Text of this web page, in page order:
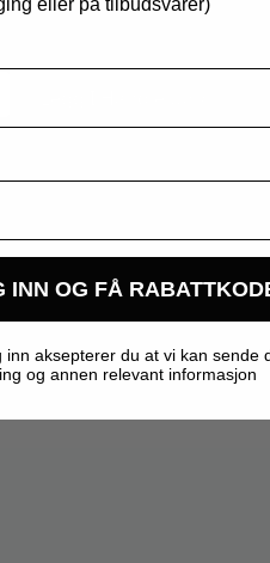
12,000 kg
eller på tilbudsvarer)
INN OG FÅ
inn aksepterer du at vi kan sende
og annen relevant informasjon